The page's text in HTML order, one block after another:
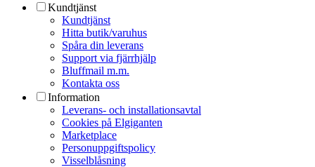
Kundtjänst
Kundtjänst
Hitta butik/varuhus
Spåra din leverans
Support via fjärrhjälp
Bluffmail m.m.
Kontakta oss
Information
Leverans- och installationsavtal
Cookies på Elgiganten
Marketplace
Personuppgiftspolicy
Visselblåsning